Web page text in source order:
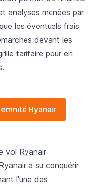
analyses menées par
les éventuels frais
devant les
tarifaire pour en
Ryanair
vol Ryanair
a su conquérir
l'une des